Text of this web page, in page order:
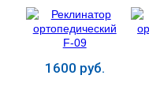
1600 руб.